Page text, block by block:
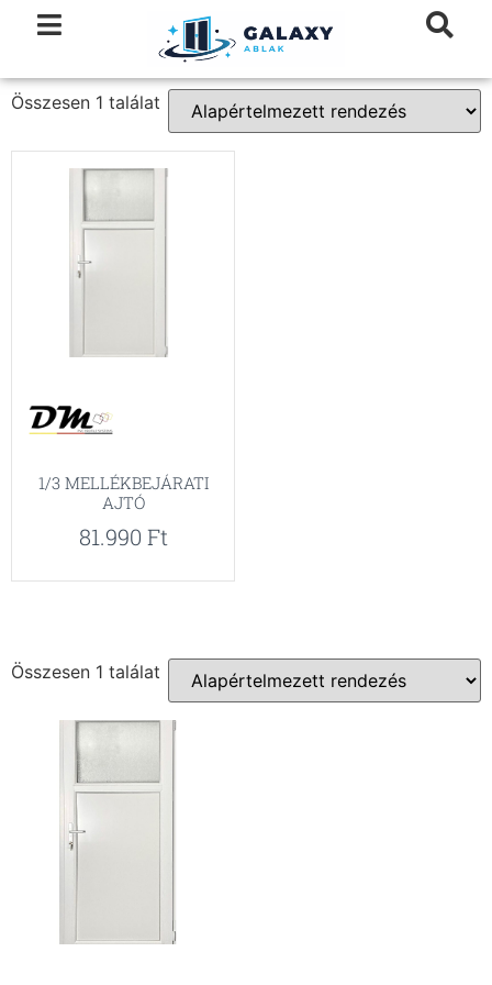
Összesen 1 találat
1/3 MELLÉKBEJÁRATI
AJTÓ
81.990 Ft
Összesen 1 találat